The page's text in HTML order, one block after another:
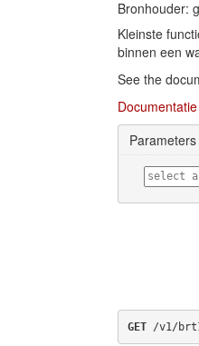
Bronhouder:
Kleinste
binnen een
See the
Documentatie
Parameters
GET /v1/